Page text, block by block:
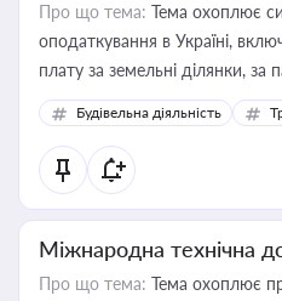
Про що тема: Тема охоплює
оподаткування в Україні,
Будівельна діяльність
Міжнародна технічна
Про що тема: Тема охоплює